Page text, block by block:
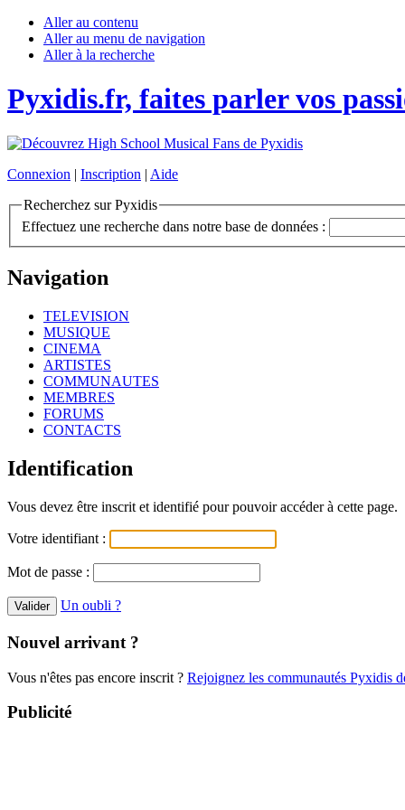
Aller au contenu
Aller au menu de navigation
Aller à la recherche
Pyxidis.fr, faites parler vos
Connexion | Inscription | Aide
Recherchez sur Pyxidis
Effectuez une recherche dans notre base de données :
Navigation
TELEVISION
MUSIQUE
CINEMA
ARTISTES
COMMUNAUTES
MEMBRES
FORUMS
CONTACTS
Identification
Vous devez être inscrit et identifié pour pouvoir accéder à cette page.
Votre identifiant :
Mot de passe :
Un oubli ?
Nouvel arrivant ?
Vous n'êtes pas encore inscrit ? Rejoignez les communautés Pyxidis
Publicité